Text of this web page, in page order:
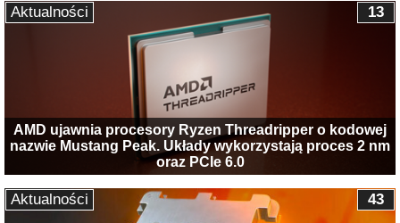
AMD ujawnia procesory Ryzen Threadripper o kodowej
nazwie Mustang Peak. Układy wykorzystają proces 2 nm
oraz PCIe 6.0
13
Aktualności
43
Aktualności